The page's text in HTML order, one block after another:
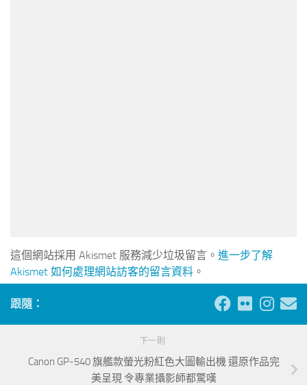
這個網站採用 Akismet 服務減少垃圾留言。 進一步了解
Akismet 如何處理網站訪客的留言資料 。
跟隨：
下一則
Canon GP-540 旗艦款螢光粉紅色大圖輸出機 還原作品完
美呈現 令專業攝影師都驚嘆